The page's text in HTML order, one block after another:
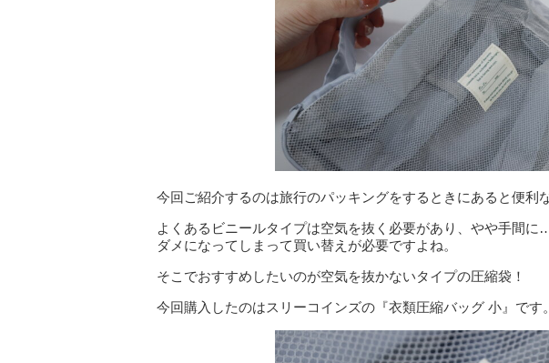
今回ご紹介するのは旅行のパッキングをするときにあると便利
よくあるビニールタイプは空気を抜く必要があり、やや手間
ダメになってしまって買い替えが必要ですよね。
そこでおすすめしたいのが空気を抜かないタイプの圧縮袋！
今回購入したのはスリーコインズの『衣類圧縮バッグ 小』です。